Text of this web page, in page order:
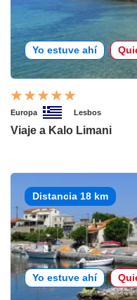
Yo estuve ahí
Europa Lesbos
Viaje a Kalo Limani
Distancia 18 km
Yo estuve ahí